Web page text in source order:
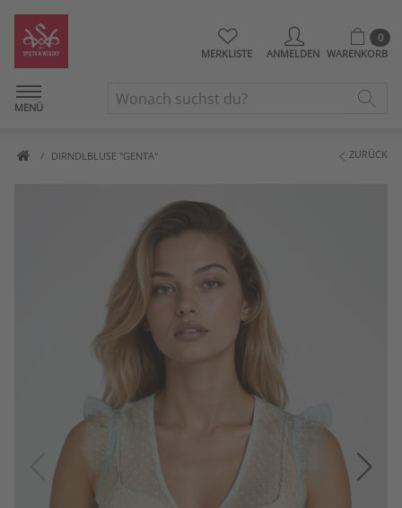
MERKLISTE ANMELDEN
0
WARENKORB
MENÜ
DIRNDLBLUSE "GENTA" ZURÜCK
Artikelbilder überspringen